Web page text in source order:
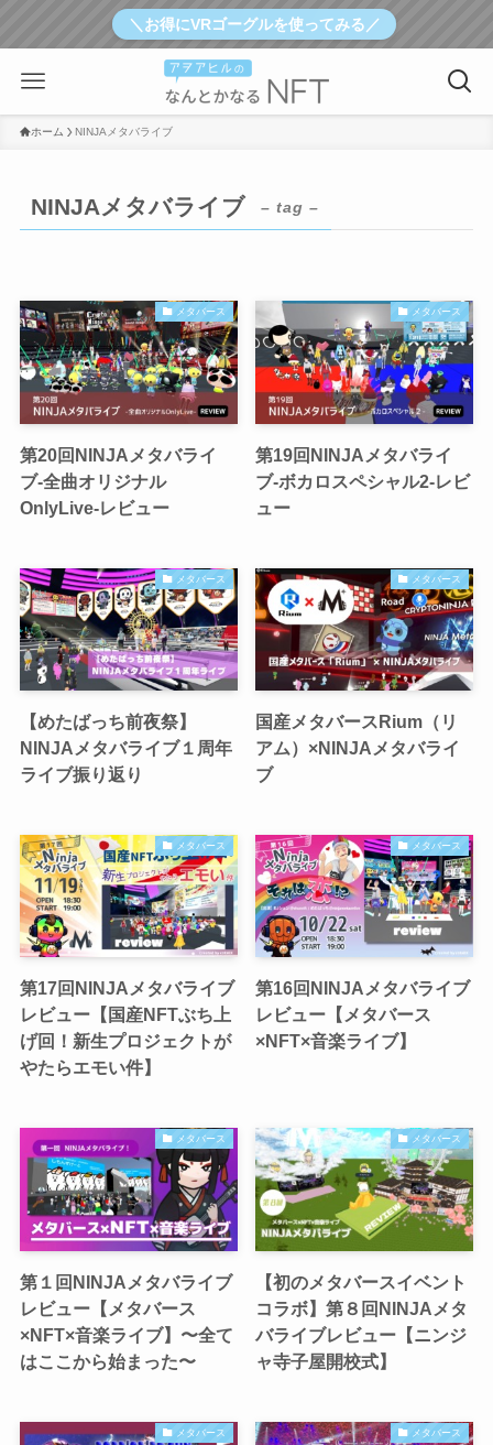
＼お得にVRゴーグルを使ってみる／
ホーム NINJAメタバライブ
NINJAメタバライブ – tag –
メタバース
第20回NINJAメタバライ
ブ-全曲オリジナル
OnlyLive-レビュー
メタバース
第19回NINJAメタバライ
ブ-ボカロスペシャル2-レビ
ュー
メタバース
【めたばっち前夜祭】
NINJAメタバライブ１周年
ライブ振り返り
メタバース
国産メタバースRium（リ
アム）×NINJAメタバライ
ブ
メタバース
第17回NINJAメタバライブ
レビュー【国産NFTぶち上
げ回！新生プロジェクトが
やたらエモい件】
メタバース
第16回NINJAメタバライブ
レビュー【メタバース
×NFT×音楽ライブ】
メタバース
第１回NINJAメタバライブ
レビュー【メタバース
×NFT×音楽ライブ】〜全て
はここから始まった〜
メタバース
【初のメタバースイベント
コラボ】第８回NINJAメタ
バライブレビュー【ニンジ
ャ寺子屋開校式】
メタバース メタバース